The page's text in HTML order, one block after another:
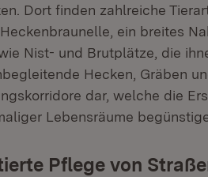
Dort finden zahlreiche
ein breites
Nist- und Brutplätze, die
Hecken, Gräben
dar, welche die
Lebensräume
Pflege von